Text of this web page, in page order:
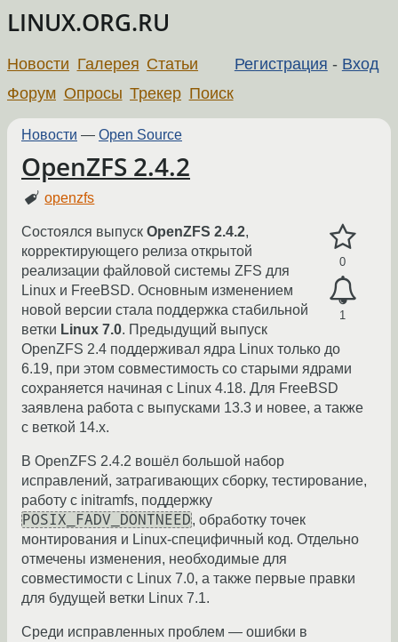
LINUX.ORG.RU
Регистрация - Вход
Новости Галерея Статьи
Форум Опросы Трекер Поиск
Новости — Open Source
OpenZFS 2.4.2
openzfs
0
1
Состоялся выпуск OpenZFS 2.4.2,
корректирующего релиза открытой
реализации файловой системы ZFS для
Linux и FreeBSD. Основным изменением
новой версии стала поддержка стабильной
ветки Linux 7.0. Предыдущий выпуск
OpenZFS 2.4 поддерживал ядра Linux только до
6.19, при этом совместимость со старыми ядрами
сохраняется начиная с Linux 4.18. Для FreeBSD
заявлена работа с выпусками 13.3 и новее, а также
с веткой 14.x.
В OpenZFS 2.4.2 вошёл большой набор
исправлений, затрагивающих сборку, тестирование,
работу с initramfs, поддержку
POSIX_FADV_DONTNEED, обработку точек
монтирования и Linux-специфичный код. Отдельно
отмечены изменения, необходимые для
совместимости с Linux 7.0, а также первые правки
для будущей ветки Linux 7.1.
Среди исправленных проблем — ошибки в